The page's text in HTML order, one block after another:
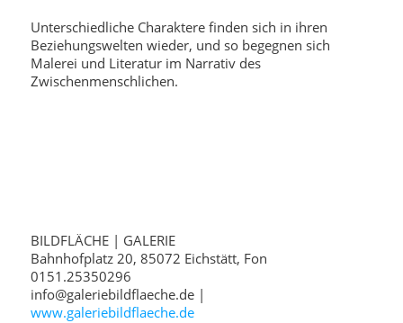
Unterschiedliche Charaktere finden sich in ihren
Beziehungswelten wieder, und so begegnen sich
Malerei und Literatur im Narrativ des
Zwischenmenschlichen.
BILDFLÄCHE | GALERIE
Bahnhofplatz 20, 85072 Eichstätt, Fon
0151.25350296
info@galeriebildflaeche.de |
www.galeriebildflaeche.de